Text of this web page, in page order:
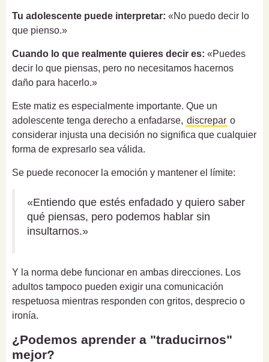
Tu adolescente puede interpretar: «No puedo decir lo
que pienso.»
Cuando lo que realmente quieres decir es: «Puedes
decir lo que piensas, pero no necesitamos hacernos
daño para hacerlo.»
Este matiz es especialmente importante. Que un
adolescente tenga derecho a enfadarse, discrepar o
considerar injusta una decisión no significa que cualquier
forma de expresarlo sea válida.
Se puede reconocer la emoción y mantener el límite:
«Entiendo que estés enfadado y quiero saber
qué piensas, pero podemos hablar sin
insultarnos.»
Y la norma debe funcionar en ambas direcciones. Los
adultos tampoco pueden exigir una comunicación
respetuosa mientras responden con gritos, desprecio o
ironía.
¿Podemos aprender a "traducirnos"
mejor?